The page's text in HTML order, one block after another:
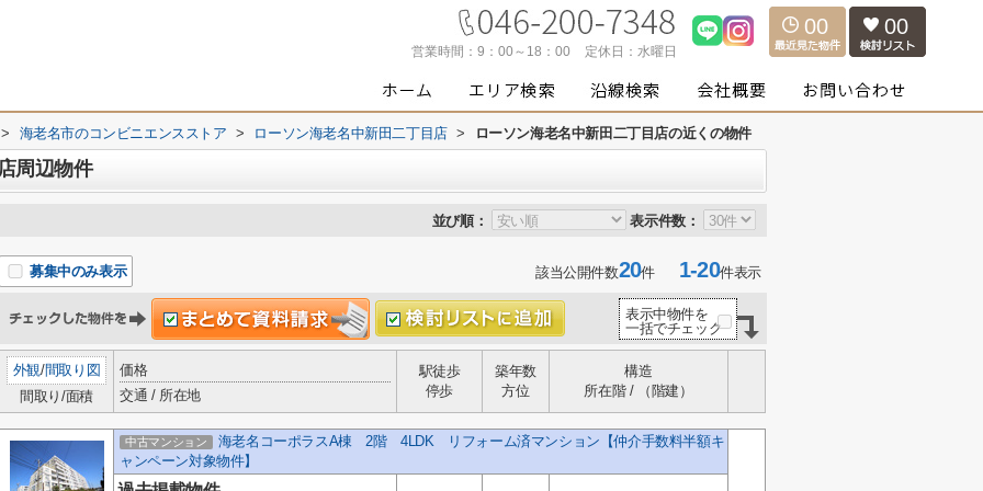
営業時間： 9：00～18：00 定休日： 水曜日
00 00
> 海老名市のコンビニエンスストア > ローソン海老名中新田二丁目店 > ローソン海老名中新田二丁目店の近くの物件
周辺物件
並び順： 表示件数：
募集中のみ表示 該当公開件数20件1-20件表示
表示中物件を
一括でチェック
外観/間取り図
間取り/面積
価格
交通 / 所在地
駅徒歩
停歩
築年数
方位
構造
所在階 / （階建）
中古マンション
海老名コーポラスA棟 2階 4LDK リフォーム済マンション【仲介手数料半額キ
ャンペーン対象物件】